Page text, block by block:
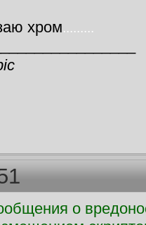
хром.........
о